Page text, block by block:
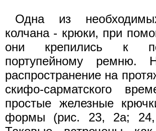
Одна из
колчана - крюки, при
они крепились к
портупейному ремню.
распространение на
скифо-сарматского
простые железные
формы (рис. 23, 2а;